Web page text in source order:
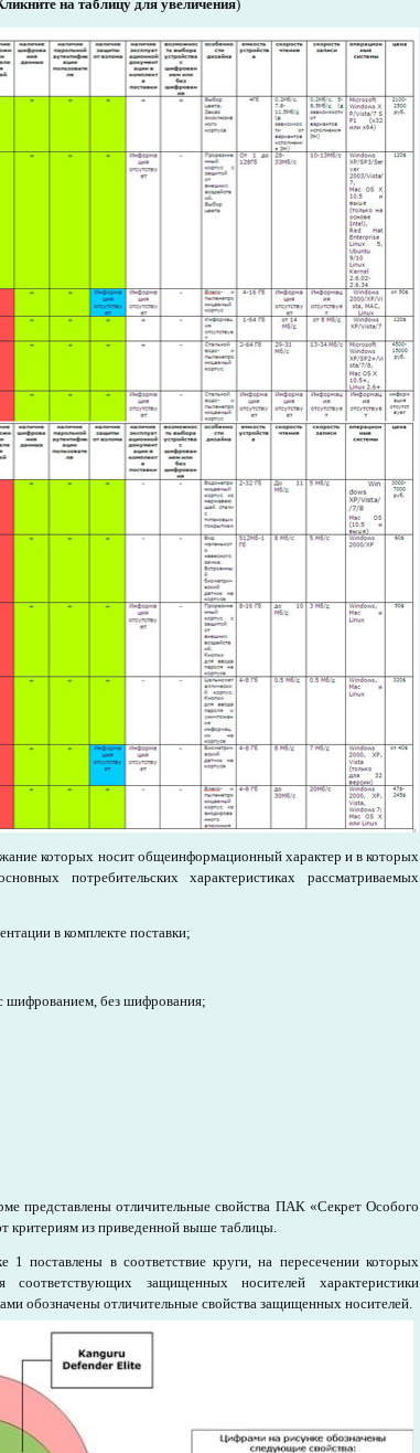
на таблицу для увеличения)
которых носит общеинформационный характер и в которых
потребительских характеристиках рассматриваемых
в комплекте поставки;
шифрованием, без шифрования;
представлены отличительные свойства ПАК «Секрет Особого
критериям из приведенной выше таблицы.
поставлены в соответствие круги, на пересечении которых
защищенных носителей характеристики
обозначены отличительные свойства защищенных носителей.